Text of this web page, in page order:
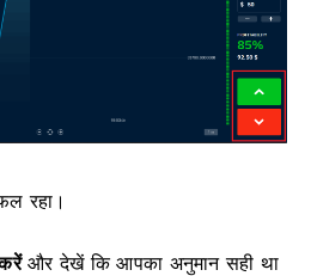
रहा।
और देखें कि आपका अनुमान सही था